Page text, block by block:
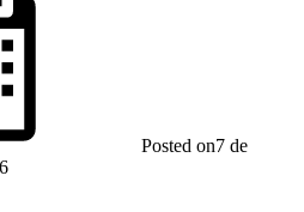
Posted on7 de